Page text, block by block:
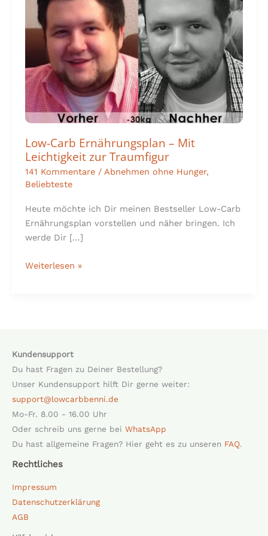
Low-Carb Ernährungsplan – Mit
Leichtigkeit zur Traumfigur
141 Kommentare / Abnehmen ohne Hunger,
Beliebteste
Heute möchte ich Dir meinen Bestseller Low-Carb
Ernährungsplan vorstellen und näher bringen. Ich
werde Dir […]
Mit
Leichtigkeit
zur
Traumfigur
Weiterlesen »
Kundensupport
Du hast Fragen zu Deiner Bestellung?
Unser Kundensupport hilft Dir gerne weiter:
support@lowcarbbenni.de
Mo-Fr. 8.00 - 16.00 Uhr
Oder schreib uns gerne bei WhatsApp
Du hast allgemeine Fragen? Hier geht es zu unseren FAQ.
Rechtliches
Impressum
Datenschutzerklärung
AGB